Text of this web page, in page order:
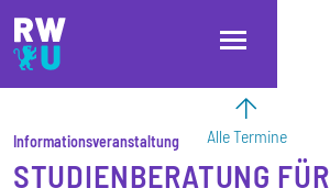
Direkt zum Inhalt
Direkt zur Hauptnavigation
Direkt zum Fußbereich
Alle Termine
Informationsveranstaltung
STUDIENBERATUNG FÜR